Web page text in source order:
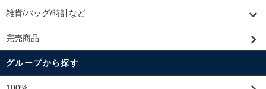
雑貨/バッグ/時計など
完売商品
グループから探す